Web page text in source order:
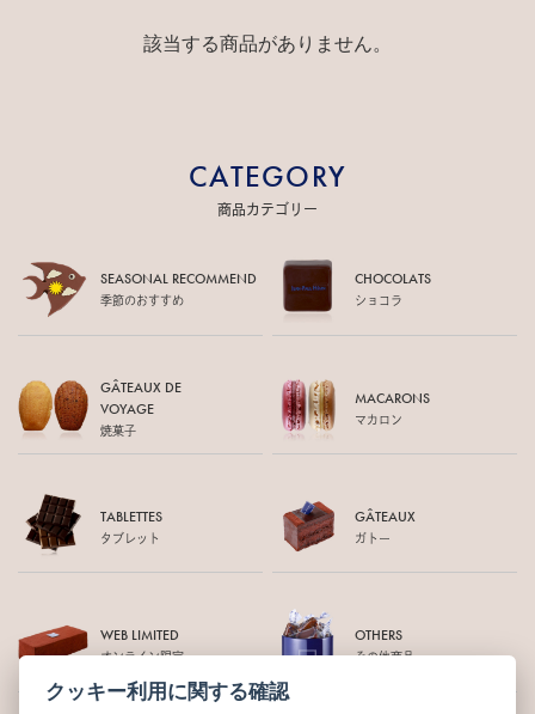
該当する商品がありません。
CATEGORY
商品カテゴリー
SEASONAL RECOMMEND
季節のおすすめ
CHOCOLATS
ショコラ
GÂTEAUX DE
VOYAGE
焼菓子
MACARONS
マカロン
TABLETTES
タブレット
GÂTEAUX
ガトー
WEB LIMITED
オンライン限定
OTHERS
その他商品
クッキー利用に関する確認